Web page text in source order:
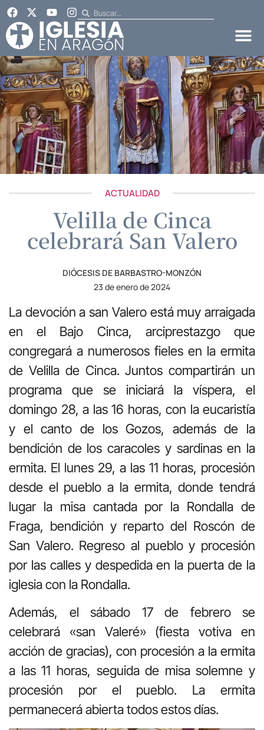
ACTUALIDAD
Velilla de Cinca
celebrará San Valero
DIÓCESIS DE BARBASTRO-MONZÓN
23 de enero de 2024
La devoción a san Valero está muy arraigada
en el Bajo Cinca, arciprestazgo que
congregará a numerosos fieles en la ermita
de Velilla de Cinca. Juntos compartirán un
programa que se iniciará la víspera, el
domingo 28, a las 16 horas, con la eucaristía
y el canto de los Gozos, además de la
bendición de los caracoles y sardinas en la
ermita. El lunes 29, a las 11 horas, procesión
desde el pueblo a la ermita, donde tendrá
lugar la misa cantada por la Rondalla de
Fraga, bendición y reparto del Roscón de
San Valero. Regreso al pueblo y procesión
por las calles y despedida en la puerta de la
iglesia con la Rondalla.
Además, el sábado 17 de febrero se
celebrará «san Valeré» (fiesta votiva en
acción de gracias), con procesión a la ermita
a las 11 horas, seguida de misa solemne y
procesión por el pueblo. La ermita
permanecerá abierta todos estos días.